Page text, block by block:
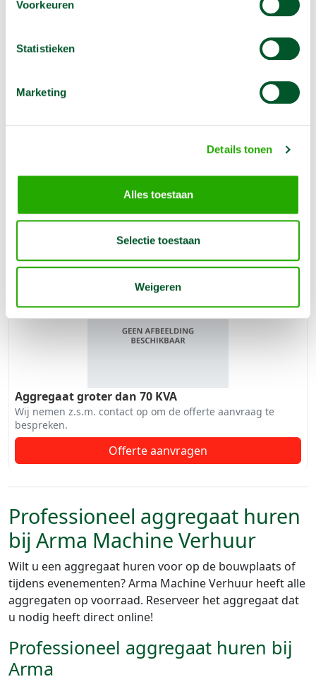
Voorkeuren
Statistieken
Marketing
Details tonen
Alles toestaan
Selectie toestaan
Weigeren
1 dag €166,00
498,00
werken op bouwplaatsen, evenementen en feesten waar
continu stroom nodig is.
Reserveer nu
Aggregaat groter dan 70 KVA
Wij nemen z.s.m. contact op om de offerte aanvraag te
bespreken.
Offerte aanvragen
Professioneel aggregaat huren
bij Arma Machine Verhuur
Wilt u een aggregaat huren voor op de bouwplaats of
tijdens evenementen? Arma Machine Verhuur heeft alle
aggregaten op voorraad. Reserveer het aggregaat dat
u nodig heeft direct online!
Professioneel aggregaat huren bij
Arma